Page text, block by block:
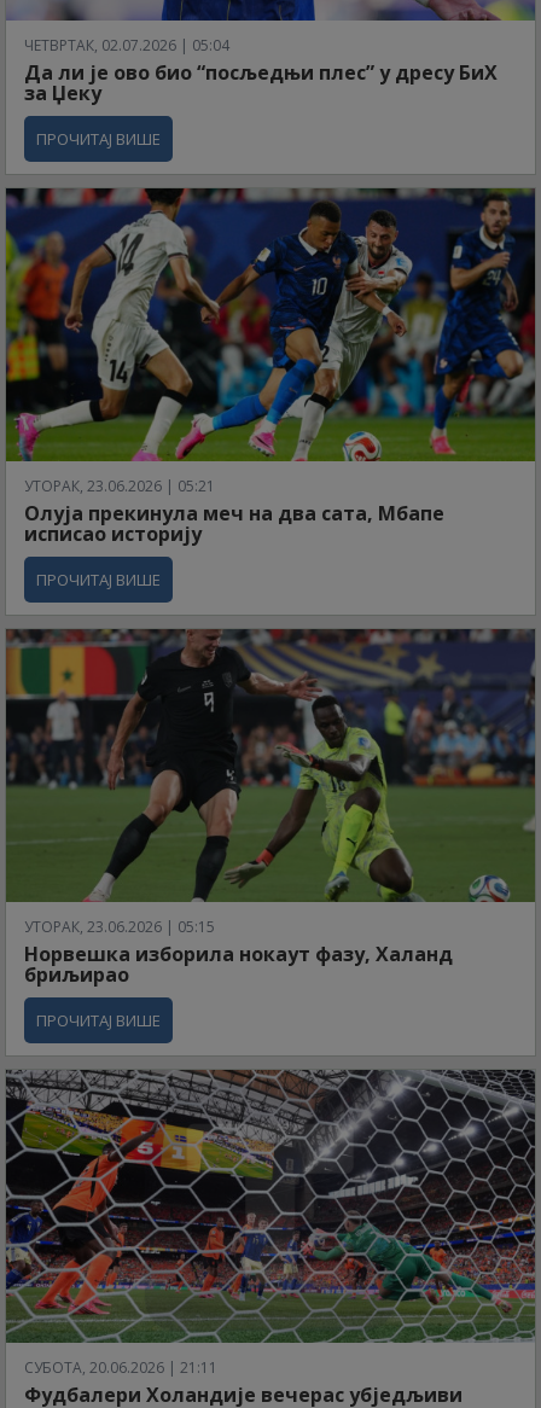
ЧЕТВРТАК, 02.07.2026 | 05:04
Да ли је ово био “посљедњи плес” у дресу БиХ
за Џеку
ПРОЧИТАЈ ВИШЕ
УТОРАК, 23.06.2026 | 05:21
Олуја прекинула меч на два сата, Мбапе
исписао историју
ПРОЧИТАЈ ВИШЕ
УТОРАК, 23.06.2026 | 05:15
Норвешка изборила нокаут фазу, Халанд
бриљирао
ПРОЧИТАЈ ВИШЕ
СУБОТА, 20.06.2026 | 21:11
Фудбалери Холандије вечерас убједљиви